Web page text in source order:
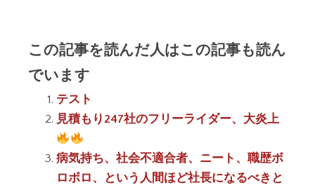
この記事を読んだ人はこの記事も読ん
でいます
テスト
見積もり247社のフリーライダー、大炎上
病気持ち、社会不適合者、ニート、職歴ボ
ロボロ、という人間ほど社長になるべきと